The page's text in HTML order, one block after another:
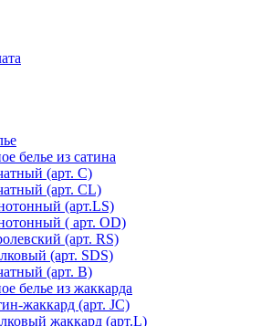
белье из сатина
(арт. С)
(арт. СL)
(арт.LS)
( арт. OD)
(арт. RS)
(арт. SDS)
(арт. В)
белье из жаккарда
жаккард (арт. JC)
жаккард (арт.L)